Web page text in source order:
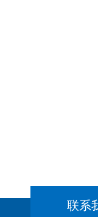
联系